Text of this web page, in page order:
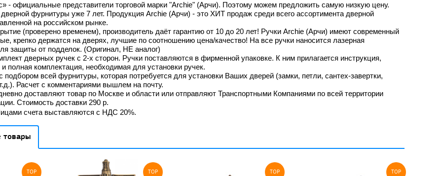
официальные представители торговой марки "Archie" (Арчи). Поэтому можем предложить самую низкую цену.
фурнитуры уже 7 лет. Продукция Archie (Арчи) - это ХИТ продаж среди всего ассортимента дверной
на российском рынке.
(проверено временем), производитель даёт гарантию от 10 до 20 лет! Ручки Archie (Арчи) имеют современный
крепко держатся на дверях, лучшие по соотношению цена/качество! На все ручки наносится лазерная
защиты от подделок. (Оригинал, НЕ аналог)
дверных ручек с 2-х сторон. Ручки поставляются в фирменной упаковке. К ним прилагается инструкция,
и полная комплектация, необходимая для установки ручек.
подбором всей фурнитуры, которая потребуется для установки Ваших дверей (замки, петли, сантех-завертки,
Расчет с комментариями вышлем на почту.
доставляют товар по Москве и области или отправляют Транспортными Компаниями по всей территории
Стоимость доставки 290 р.
счета выставляются с НДС 20%.
товары
TOP TOP TOP TOP